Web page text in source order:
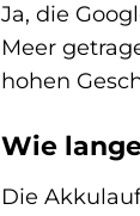
Ja, die
Meer
hohen
Wie
Die